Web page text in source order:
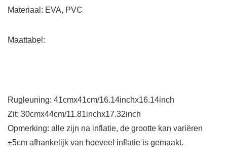
Materiaal: EVA, PVC
Maattabel:
Rugleuning: 41cmx41cm/16.14inchx16.14inch
Zit: 30cmx44cm/11.81inchx17.32inch
Opmerking: alle zijn na inflatie, de grootte kan variëren
±5cm afhankelijk van hoeveel inflatie is gemaakt.